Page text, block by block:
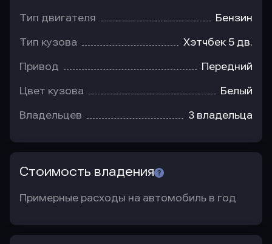
Тип двигателя Бензин
Тип кузова Хэтчбек 5 дв.
Привод Передний
Цвет кузова Белый
Владельцев 3 владельца
Стоимость владения
Примерные расходы на автомобиль в год